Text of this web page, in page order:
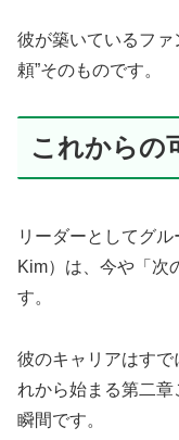
彼が築いているファ
頼”そのものです。
これからの
リーダーとしてグ
Kim）は、今や「次
す。
彼のキャリアはすで
れから始まる第二
瞬間です。